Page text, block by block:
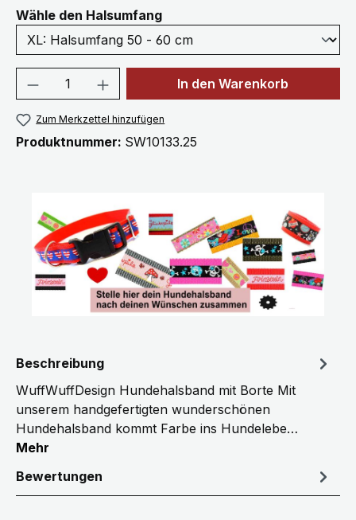
Wähle den Halsumfangauswählen
Produkt Anzahl: Gib denIn den Warenkorb
Zum Merkzettel hinzufügen
Produktnummer: SW10133.25
Beschreibung
WuffWuffDesign Hundehalsband mit Borte Mit
unserem handgefertigten wunderschönen
Hundehalsband kommt Farbe ins Hundelebe…
Mehr
Bewertungen